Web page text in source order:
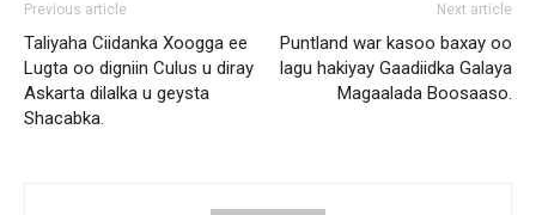
Previous article
Taliyaha Ciidanka Xoogga ee
Lugta oo digniin Culus u diray
Askarta dilalka u geysta
Shacabka.
Next article
Puntland war kasoo baxay oo
lagu hakiyay Gaadiidka Galaya
Magaalada Boosaaso.